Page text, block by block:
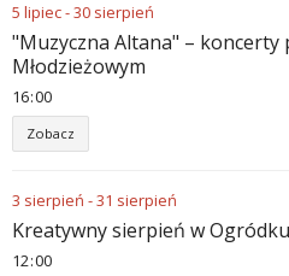
5 lipiec-30 sierpień
"Muzyczna Altana" – koncerty
Młodzieżowym
16 00
Zobacz
3 sierpień -31 sierpień
Kreatywny sierpień w
12 00